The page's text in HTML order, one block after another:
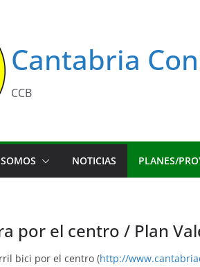
Cantabria
CCB
NOTICIAS PLANES/
por el centro / Plan
bici por el centro (http://